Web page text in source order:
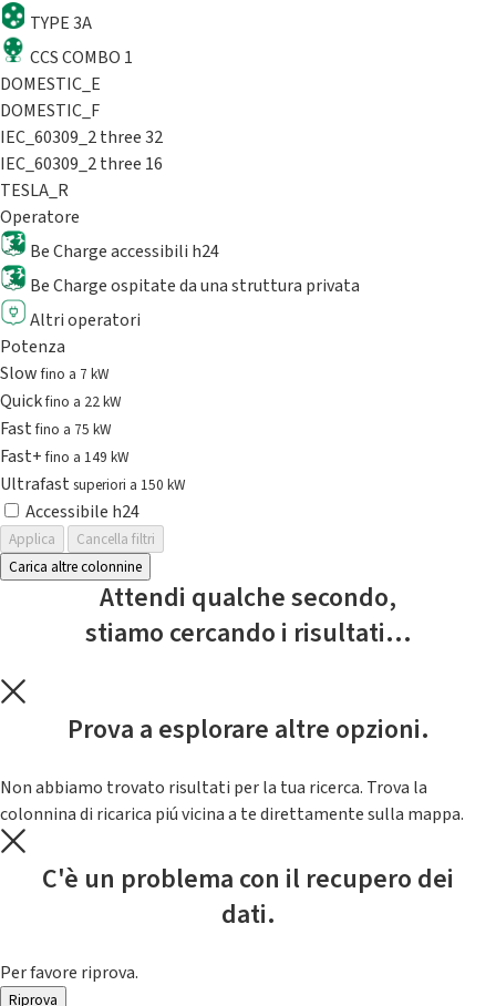
TYPE 3A
CCS COMBO 1
DOMESTIC_E
DOMESTIC_F
IEC_60309_2 three 32
IEC_60309_2 three 16
TESLA_R
Operatore
Be Charge accessibili h24
Be Charge ospitate da una struttura privata
Altri operatori
Potenza
Slowfino a 7 kW
Quickfino a 22 kW
Fastfino a 75 kW
Fast+fino a 149 kW
Ultrafast superiori a 150 kW
Accessibile h24
Applica
Cancella filtri
Carica altre colonnine
Attendi qualche secondo,
stiamo cercando i risultati...
Prova a esplorare altre opzioni.
Non abbiamo trovato risultati per la tua ricerca. Trova la
colonnina di ricarica piú vicina a te direttamente sulla mappa.
C'è un problema con il recupero dei
dati.
Per favore riprova.
Riprova